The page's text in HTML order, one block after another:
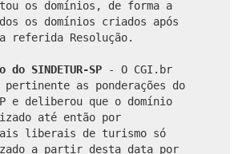
os domínios, de forma a
os domínios criados após
referida Resolução.
do SINDETUR-SP - O CGI.br
pertinente as ponderações do
SP e deliberou que o domínio
até então por
liberais de turismo só
a partir desta data por